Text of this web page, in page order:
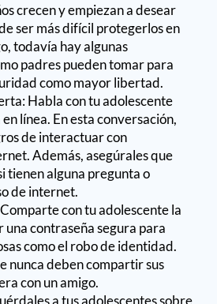
crecen y empiezan a desear
ser más difícil protegerlos en
todavía hay algunas
padres pueden tomar para
como mayor libertad.
Habla con tu adolescente
línea. En esta conversación,
de interactuar con
Además, asegúrales que
tienen alguna pregunta o
de internet.
con tu adolescente la
contraseña segura para
como el robo de identidad.
nunca deben compartir sus
con un amigo.
a tus adolescentes sobre